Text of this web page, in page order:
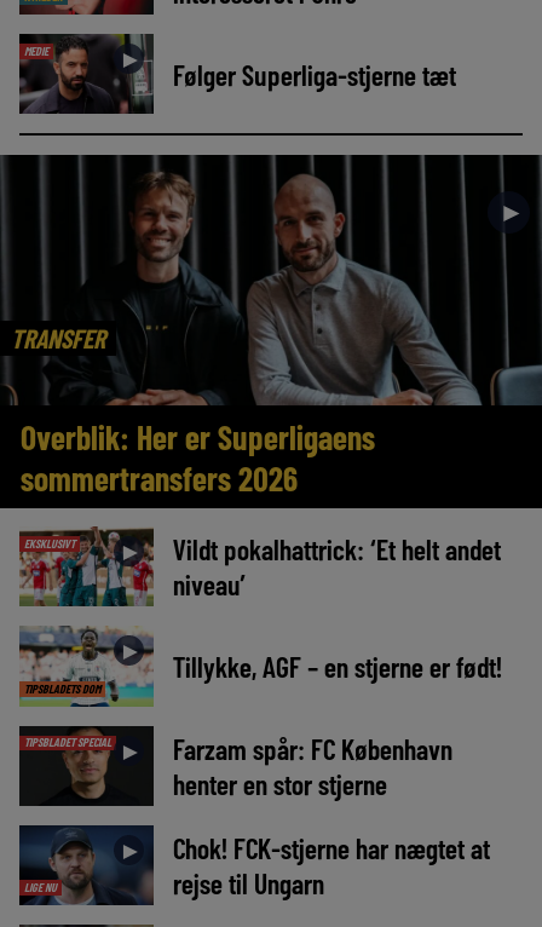
MEDIE ► Følger Superliga-stjerne tæt
TRANSFER
►
Overblik: Her er Superligaens
sommertransfers 2026
EKSKLUSIVT ►
Vildt pokalhattrick: ‘Et helt andet
niveau’
TIPSBLADETS DOM
► Tillykke, AGF – en stjerne er født!
TIPSBLADET SPECIAL ►
Farzam spår: FC København
henter en stor stjerne
LIGE NU
►
Chok! FCK-stjerne har nægtet at
rejse til Ungarn